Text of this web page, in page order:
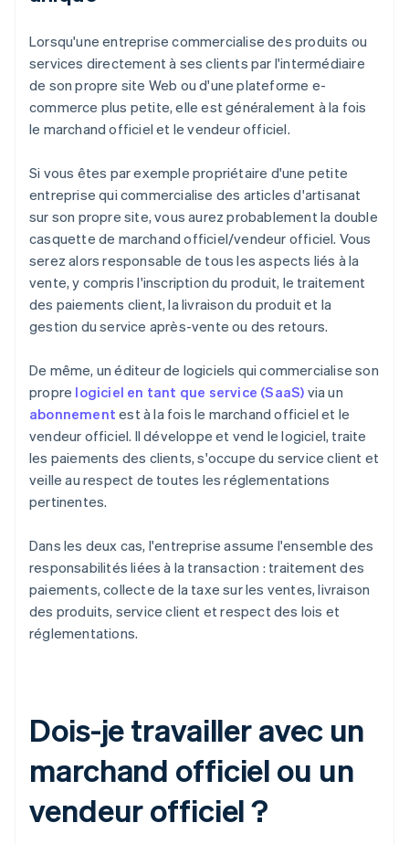
Lorsqu'une entreprise commercialise des produits ou
services directement à ses clients par l'intermédiaire
de son propre site Web ou d'une plateforme e-
commerce plus petite, elle est généralement à la fois
le marchand officiel et le vendeur officiel.
Si vous êtes par exemple propriétaire d'une petite
entreprise qui commercialise des articles d'artisanat
sur son propre site, vous aurez probablement la double
casquette de marchand officiel/vendeur officiel. Vous
serez alors responsable de tous les aspects liés à la
vente, y compris l'inscription du produit, le traitement
des paiements client, la livraison du produit et la
gestion du service après-vente ou des retours.
De même, un éditeur de logiciels qui commercialise son
propre logiciel en tant que service (SaaS) via un
abonnement est à la fois le marchand officiel et le
vendeur officiel. Il développe et vend le logiciel, traite
les paiements des clients, s'occupe du service client et
veille au respect de toutes les réglementations
pertinentes.
Dans les deux cas, l'entreprise assume l'ensemble des
responsabilités liées à la transaction : traitement des
paiements, collecte de la taxe sur les ventes, livraison
des produits, service client et respect des lois et
réglementations.
Dois-je travailler avec un
marchand officiel ou un
vendeur officiel ?